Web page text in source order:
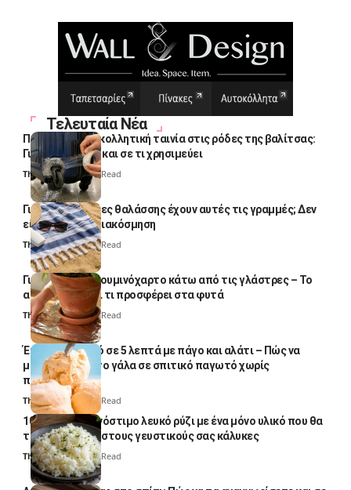
Τελευταία Νέα
Πολλοί βάζουν κολλητική ταινία στις ρόδες της βαλίτσας:
Γιατί το κάνουν και σε τι χρησιμεύει
Thali Ombre 4 Min Read
Γιατί οι πετσέτες θαλάσσης έχουν αυτές τις γραμμές; Δεν
είναι μόνο για διακόσμηση
Thali Ombre5 Min Read
Γιατί βάζουν αλουμινόχαρτο κάτω από τις γλάστρες – Το
απλό κόλπο και τι προσφέρει στα φυτά
Thali Ombre4 Min Read
Έτοιμο παγωτό σε 5 λεπτά με πάγο και αλάτι – Πώς να
μετατρέψετε το γάλα σε σπιτικό παγωτό χωρίς
παγωτομηχανή
Thali Ombre 4 Min Read
10 φορές ποιο νόστιμο λευκό ρύζι με ένα μόνο υλικό που θα
το απογειώσει στους γευστικούς σας κάλυκες
Thali Ombre4 Min Read